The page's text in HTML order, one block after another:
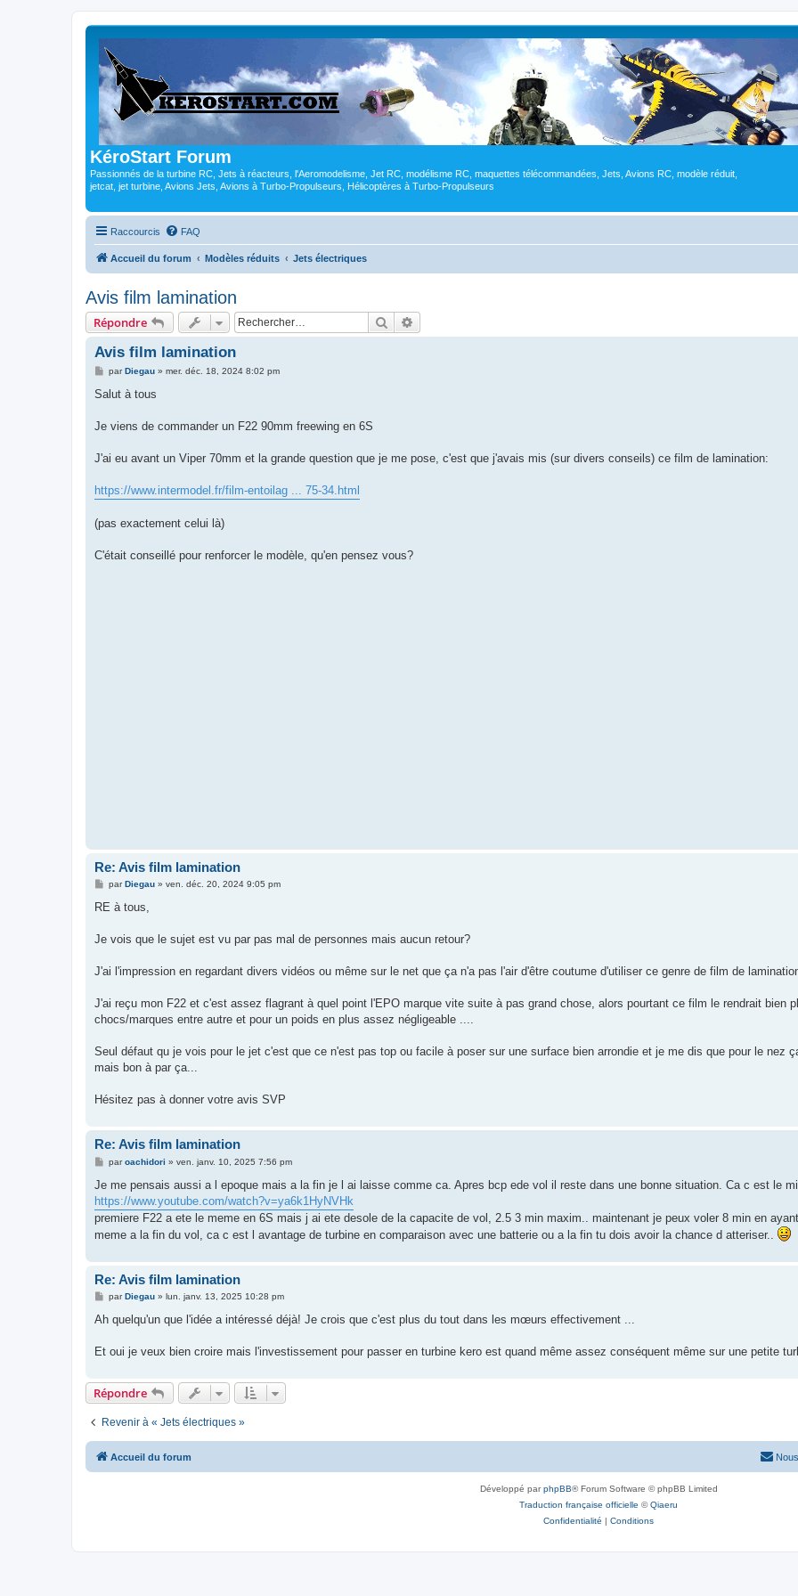
KéroStart Forum
Passionnés de la turbine RC, Jets à réacteurs, l'Aeromodelisme, Jet RC, modélisme RC, maquettes télécommandées, Jets, Avions RC, modèle réduit,
jetcat, jet turbine, Avions Jets, Avions à Turbo-Propulseurs, Hélicoptères à Turbo-Propulseurs
Raccourcis FAQ
Accueil du forum Modèles réduits Jets électriques
Avis film lamination
Répondre Rechercher
Avis film lamination
M
s
g
parDiegau» mer. déc. 18, 2024 8:02 pm
Salut à tous
Je viens de commander un F22 90mm freewing en 6S
J'ai eu avant un Viper 70mm et la grande question que je me pose, c'est que j'avais mis (sur divers conseils) ce film de lamination:
https://www.intermodel.fr/film-entoilag ... 75-34.html
(pas exactement celui là)
C'était conseillé pour renforcer le modèle, qu'en pensez vous?
Re: Avis film lamination
M
s
g
parDiegau» ven. déc. 20, 2024 9:05 pm
RE à tous,
Je vois que le sujet est vu par pas mal de personnes mais aucun retour?
J'ai l'impression en regardant divers vidéos ou même sur le net que ça n'a pas l'air d'être coutume d'utiliser ce genre de film de
J'ai reçu mon F22 et c'est assez flagrant à quel point l'EPO marque vite suite à pas grand chose, alors pourtant ce film le rendrait bien
chocs/marques entre autre et pour un poids en plus assez négligeable ....
Seul défaut qu je vois pour le jet c'est que ce n'est pas top ou facile à poser sur une surface bien arrondie et je me dis que pour le nez
mais bon à par ça...
Hésitez pas à donner votre avis SVP
Re: Avis film lamination
M
s
a
g
e
paroachidori » ven. janv. 10, 2025 7:56 pm
Je me pensais aussi a l epoque mais a la fin je l ai laisse comme ca. Apres bcp ede vol il reste dans une bonne situation. Ca c est le
https://www.youtube.com/watch?v=ya6k1HyNVHk
premiere F22 a ete le meme en 6S mais j ai ete desole de la capacite de vol, 2.5 3 min maxim.. maintenant je peux voler 8 min en
meme a la fin du vol, ca c est l avantage de turbine en comparaison avec une batterie ou a la fin tu dois avoir la chance d atteriser..
Re: Avis film lamination
M
s
g
parDiegau» lun. janv. 13, 2025 10:28 pm
Ah quelqu'un que l'idée a intéressé déjà! Je crois que c'est plus du tout dans les mœurs effectivement ...
Et oui je veux bien croire mais l'investissement pour passer en turbine kero est quand même assez conséquent même sur une petite
Répondre
Revenir à « Jets électriques »
Accueil du forum
Développé parphpBB® Forum Software © phpBB Limited
Traduction française officielle ©Qiaeru
Confidentialité | Conditions